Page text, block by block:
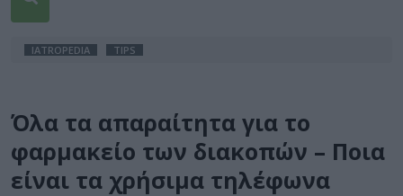
IATROPEDIA TIPS
Όλα τα απαραίτητα για το
φαρμακείο των διακοπών – Ποια
είναι τα χρήσιμα τηλέφωνα